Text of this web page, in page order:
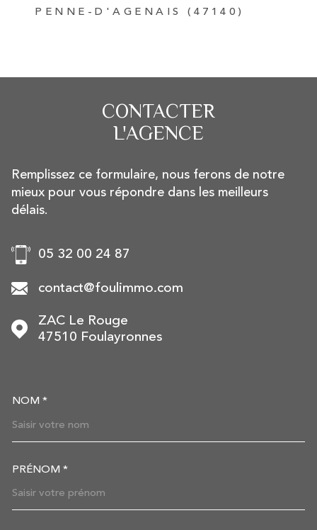
PENNE-D'AGENAIS (47140)
CONTACTER
L'AGENCE
Remplissez ce formulaire, nous ferons de notre
mieux pour vous répondre dans les meilleurs
délais.
05 32 00 24 87
contact@foulimmo.com
ZAC Le Rouge
47510
Foulayronnes
NOM *
PRÉNOM *